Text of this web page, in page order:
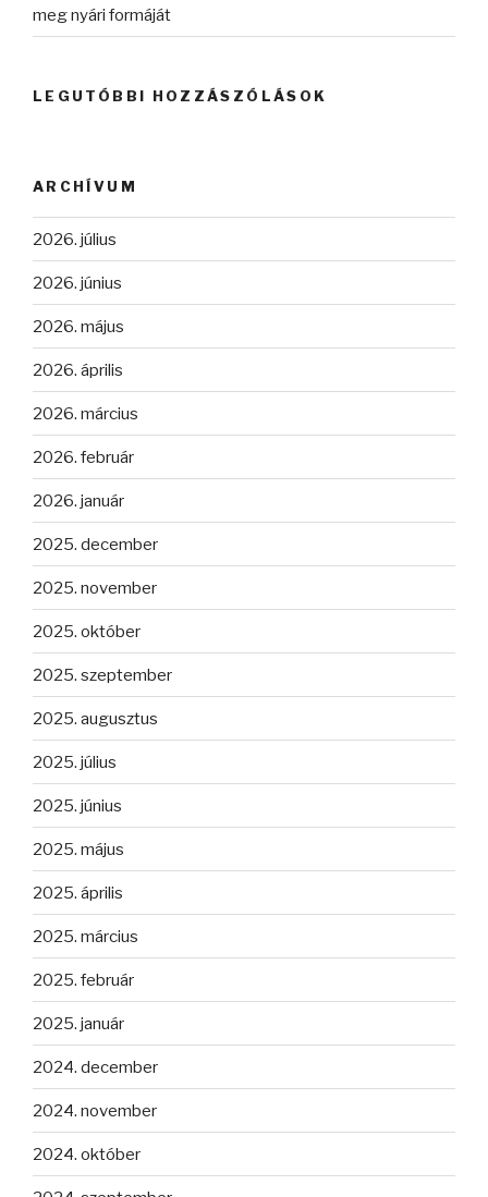
meg nyári formáját
LEGUTÓBBI HOZZÁSZÓLÁSOK
ARCHÍVUM
2026. július
2026. június
2026. május
2026. április
2026. március
2026. február
2026. január
2025. december
2025. november
2025. október
2025. szeptember
2025. augusztus
2025. július
2025. június
2025. május
2025. április
2025. március
2025. február
2025. január
2024. december
2024. november
2024. október